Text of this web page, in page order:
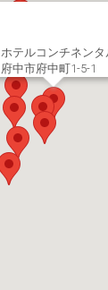
ホテルコンチネンタ
府中市府中町1-5-1